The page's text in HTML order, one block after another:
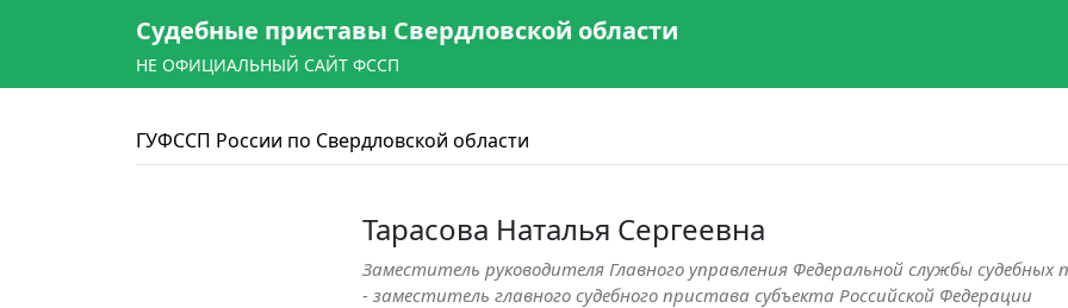
Судебные приставы Свердловской области
НЕ ОФИЦИАЛЬНЫЙ САЙТ ФССП
ГУФССП России по Свердловской области
Тарасова Наталья Сергеевна
Заместитель руководителя Главного управления Федеральной службы судебных
- заместитель главного судебного пристава субъекта Российской Федерации